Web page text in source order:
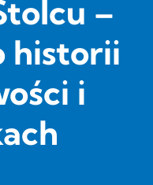
–
historii
i